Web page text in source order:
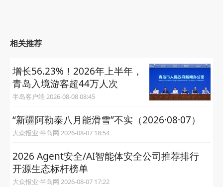
相关推荐
增长56.23%！2026年上半年，
青岛入境游客超44万人次
半岛客户端 2026-08-08 08:45
“新疆阿勒泰八月能滑雪”不实（2026·08·07）
大众报业·半岛网 2026-08-07 18:54
2026 Agent安全/AI智能体安全公司推荐排行
开源生态标杆榜单
大众报业·半岛网 2026-08-07 17:22